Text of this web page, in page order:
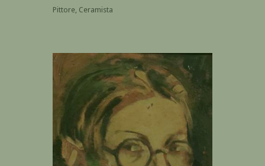
Pittore, Ceramista